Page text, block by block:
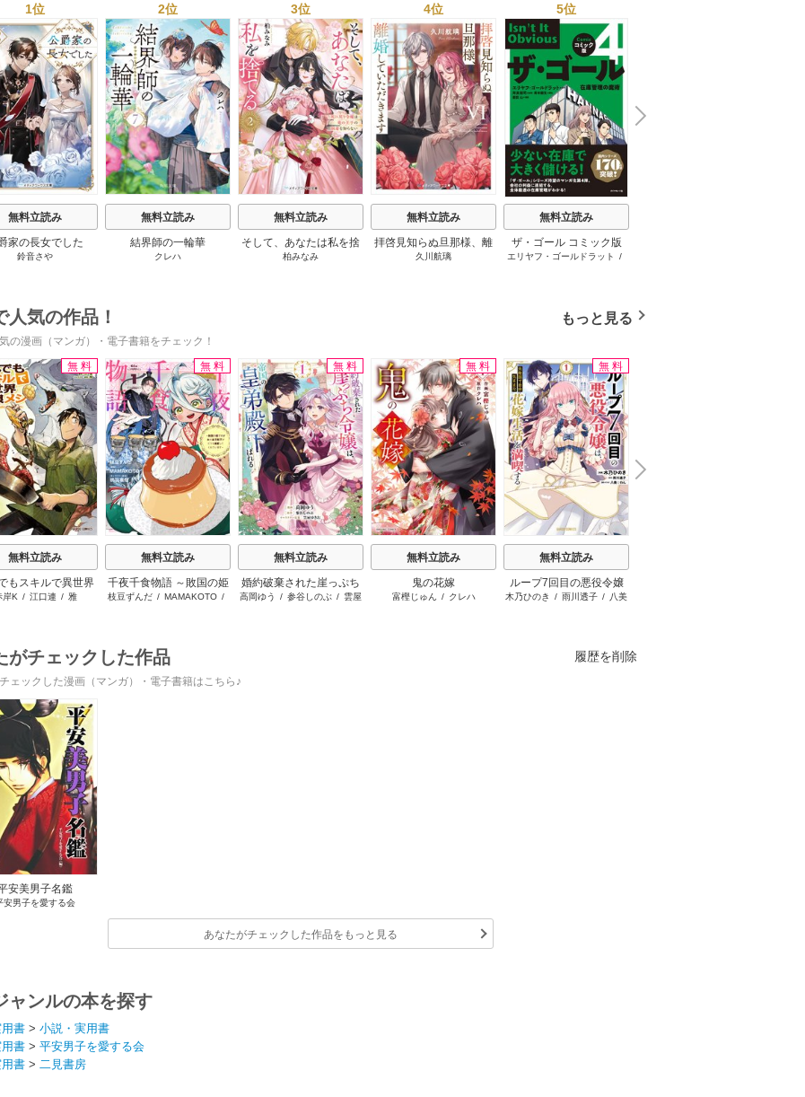
1位
無料立読み
家の長女でした
鈴音さや
2位
無料立読み
結界師の一輪華
クレハ
3位
無料立読み
そして、あなたは私を捨
てる
柏みなみ
4位
無料立読み
拝啓見知らぬ旦那様、離
婚していただきます
久川航璃
5位
無料立読み
ザ・ゴール コミック版
エリヤフ・ゴールドラット
/
N
e
x
t
人気の作品！ もっと見る
の漫画（マンガ）・電子書籍をチェック！
無料
無料立読み
もスキルで異世界
放浪メシ
岸K / 江口連 / 雅
無料
無料立読み
千夜千食物語 ～敗国の姫
ですが氷の皇子殿下がど
枝豆ずんだ/ MAMAKOTO/
無料
無料立読み
婚約破棄された崖っぷち
令嬢は、帝国の皇弟殿下
高岡ゆう / 参谷しのぶ / 雲屋
無料
無料立読み
鬼の花嫁
富樫じゅん / クレハ
無料
無料立読み
ループ7回目の悪役令嬢
は、元敵国で自由気まま
木乃ひのき / 雨川透子 /
八美
N
e
x
がチェックした作品 履歴を削除
ェックした漫画（マンガ）・電子書籍はこちら♪
安美男子名鑑
安男子を愛する会
あなたがチェックした作品をもっと見る
ャンルの本を探す
書 > 小説・実用書
書 > 平安男子を愛する会
書 > 二見書房